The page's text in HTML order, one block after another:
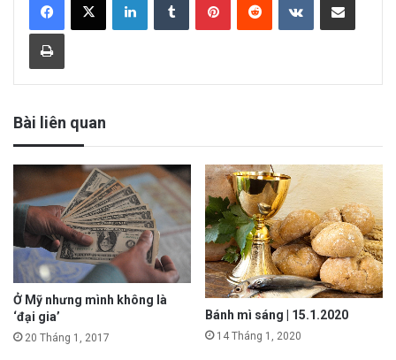
Bài liên quan
Ở Mỹ nhưng mình không là
‘đại gia’
20 Tháng 1, 2017
Bánh mì sáng | 15.1.2020
14 Tháng 1, 2020